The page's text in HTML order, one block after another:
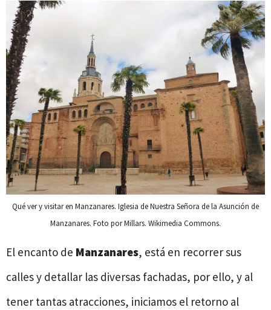
Qué ver y visitar en Manzanares. Iglesia de Nuestra Señora de la Asunción de
Manzanares. Foto por Millars. Wikimedia Commons.
El encanto de Manzanares, está en recorrer sus
calles y detallar las diversas fachadas, por ello, y al
tener tantas atracciones, iniciamos el retorno al